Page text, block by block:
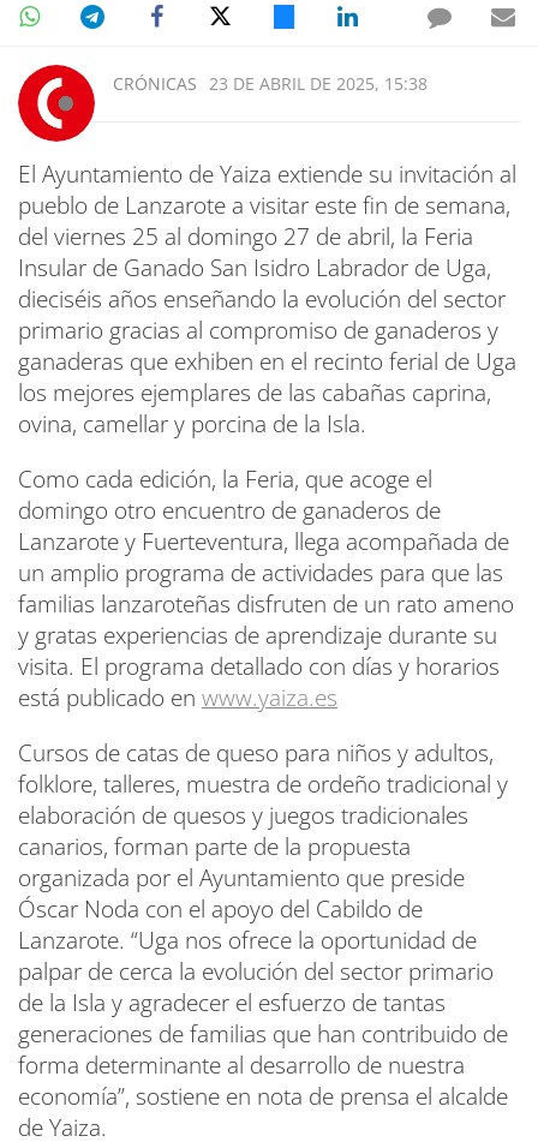
CRÓNICAS 23 DE ABRIL DE 2025, 15:38
El Ayuntamiento de Yaiza extiende su invitación al
pueblo de Lanzarote a visitar este fin de semana,
del viernes 25 al domingo 27 de abril, la Feria
Insular de Ganado San Isidro Labrador de Uga,
dieciséis años enseñando la evolución del sector
primario gracias al compromiso de ganaderos y
ganaderas que exhiben en el recinto ferial de Uga
los mejores ejemplares de las cabañas caprina,
ovina, camellar y porcina de la Isla.
Como cada edición, la Feria, que acoge el
domingo otro encuentro de ganaderos de
Lanzarote y Fuerteventura, llega acompañada de
un amplio programa de actividades para que las
familias lanzaroteñas disfruten de un rato ameno
y gratas experiencias de aprendizaje durante su
visita. El programa detallado con días y horarios
está publicado en www.yaiza.es
Cursos de catas de queso para niños y adultos,
folklore, talleres, muestra de ordeño tradicional y
elaboración de quesos y juegos tradicionales
canarios, forman parte de la propuesta
organizada por el Ayuntamiento que preside
Óscar Noda con el apoyo del Cabildo de
Lanzarote. “Uga nos ofrece la oportunidad de
palpar de cerca la evolución del sector primario
de la Isla y agradecer el esfuerzo de tantas
generaciones de familias que han contribuido de
forma determinante al desarrollo de nuestra
economía”, sostiene en nota de prensa el alcalde
de Yaiza.